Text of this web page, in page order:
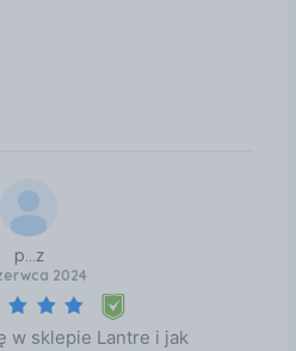
fotografa na każdą
128GB pamięci może się
jeśli lubisz kręcić filmy w
kotu. Podsumowując:
p...z
2024
w sklepie Lantre i jak